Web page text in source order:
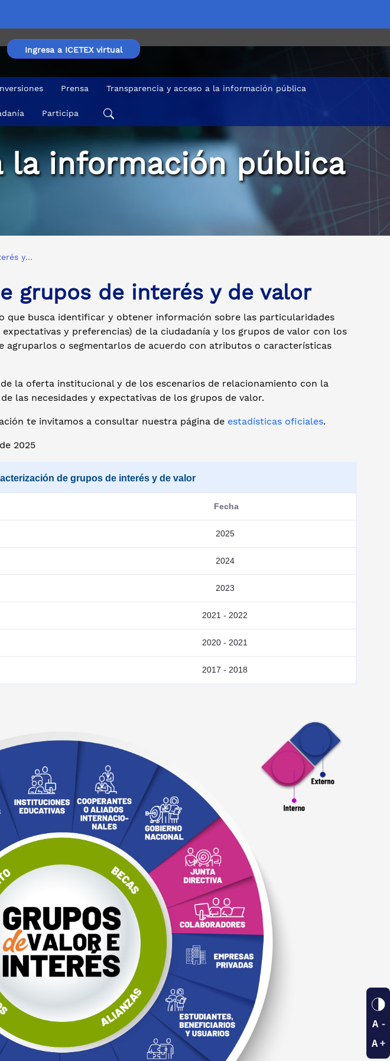
Ingresa a ICETEX virtual
Prensa Transparencia y acceso a la información pública
Participa
la información pública
Caracterización de grupos de interés y de valor
grupos de interés y de valor
que busca identificar y obtener información sobre las particularidades
y preferencias) de la ciudadanía y los grupos de valor con los
agruparlos o segmentarlos de acuerdo con atributos o características
la oferta institucional y de los escenarios de relacionamiento con la
las necesidades y expectativas de los grupos de valor.
te invitamos a consultar nuestra página de estadísticas oficiales.
2025
de grupos de interés y de valor
Fecha
2025
2024
2023
2021 - 2022
2020 - 2021
2017 - 2018